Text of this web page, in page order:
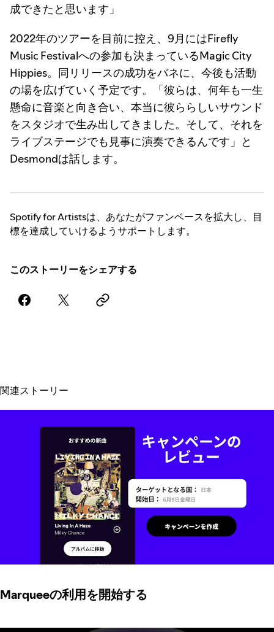
成できたと思います」
2022年のツアーを目前に控え、9月にはFirefly
Music Festivalへの参加も決まっているMagic City
Hippies。同リリースの成功をバネに、今後も活動
の場を広げていく予定です。「彼らは、何年も一生
懸命に音楽と向き合い、本当に彼ららしいサウンド
をスタジオで生み出してきました。そして、それを
ライブステージでも見事に演奏できるんです」と
Desmondは話します。
Spotify for Artistsは、あなたがファンベースを拡大し、目
標を達成していけるようサポートします。
このストーリーをシェアする
関連ストーリー
Marqueeの利用を開始する